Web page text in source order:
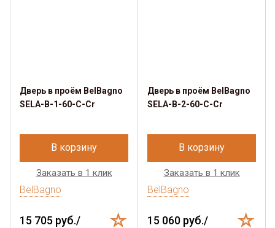
Дверь в проём BelBagno
SELA-B-1-60-C-Cr
В корзину
Заказать в 1 клик
BelBagno
15 705 руб./
Дверь в проём BelBagno
SELA-B-2-60-C-Cr
В корзину
Заказать в 1 клик
BelBagno
15 060 руб./